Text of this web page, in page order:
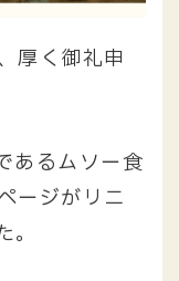
厚く御礼申
あるムソー食
ージがリニ